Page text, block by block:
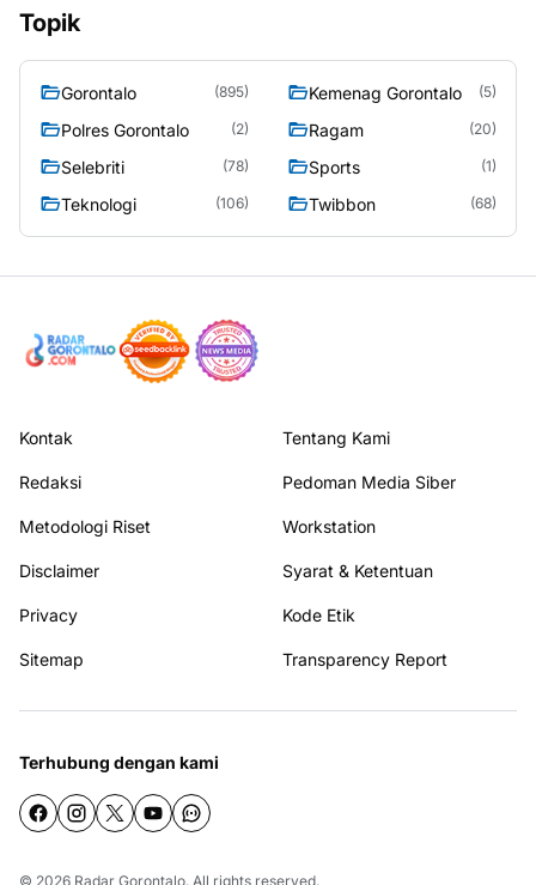
Topik
Gorontalo (895) Kemenag Gorontalo (5)
Polres Gorontalo (2) Ragam (20)
Selebriti (78) Sports (1)
Teknologi (106) Twibbon (68)
Kontak Tentang Kami
Redaksi Pedoman Media Siber
Metodologi Riset Workstation
Disclaimer Syarat & Ketentuan
Privacy Kode Etik
Sitemap Transparency Report
Terhubung dengan kami
© 2026 Radar Gorontalo. All rights reserved.